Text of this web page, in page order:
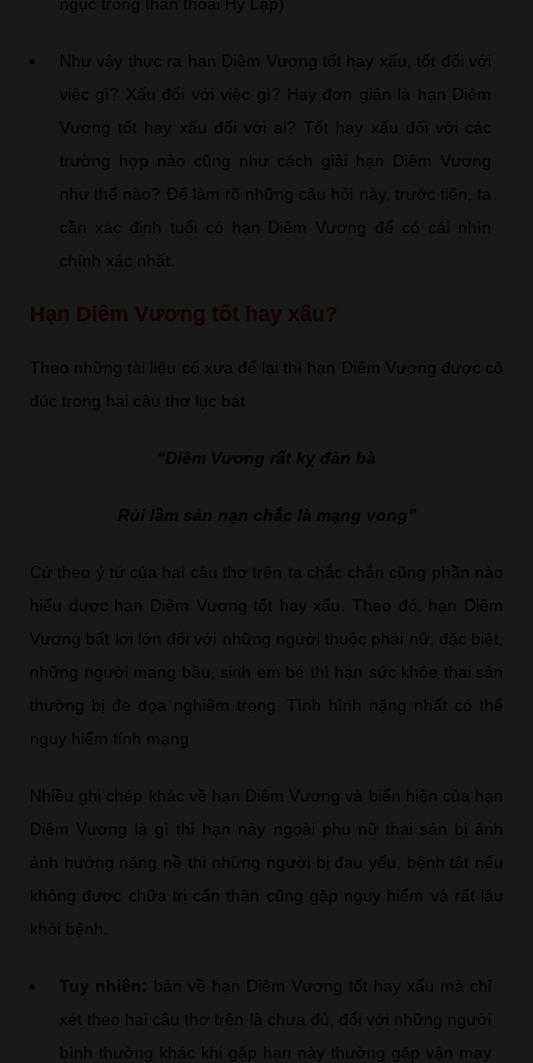
Như vậy thực ra hạn Diêm Vương tốt hay xấu, tốt đối với
việc gì? Xấu đối với việc gì? Hay đơn giản là hạn Diêm
Vương tốt hay xấu đối với ai? Tốt hay xấu đối với các
trường hợp nào cũng như cách giải hạn Diêm Vương
như thế nào? Để làm rõ những câu hỏi này, trước tiên, ta
cần xác định tuổi có hạn Diêm Vương để có cái nhìn
chính xác nhất.
Hạn Diêm Vương tốt hay xấu?
Theo những tài liệu cổ xưa để lại thì hạn Diêm Vương được cô
đúc trong hai câu thơ lục bát
“Diêm Vương rất kỵ đàn bà
Rủi lầm sản nạn chắc là mạng vong”
Cứ theo ý tứ của hai câu thơ trên ta chắc chắn cũng phần nào
hiểu được hạn Diêm Vương tốt hay xấu. Theo đó, hạn Diêm
Vương bất lợi lớn đối với những người thuộc phái nữ, đặc biệt,
những người mang bầu, sinh em bé thì hạn sức khỏe thai sản
thường bị đe dọa nghiêm trọng. Tình hình nặng nhất có thể
nguy hiểm tính mạng
Nhiều ghi chép khác về hạn Diêm Vương và biển hiện của hạn
Diêm Vương là gì thì hạn này ngoài phụ nữ thai sản bị ảnh
ảnh hưởng nặng nề thì những người bị đau yếu, bệnh tật nếu
không được chữa trị cẩn thận cũng gặp nguy hiểm và rất lâu
khỏi bệnh.
Tuy nhiên: bàn về hạn Diêm Vương tốt hay xấu mà chỉ
xét theo hai câu thơ trên là chưa đủ, đối với những người
bình thường khác khi gặp hạn này thường gặp vận may